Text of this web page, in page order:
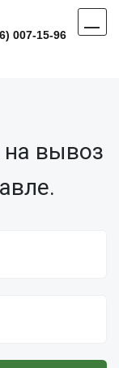
007-15-96
вывоз